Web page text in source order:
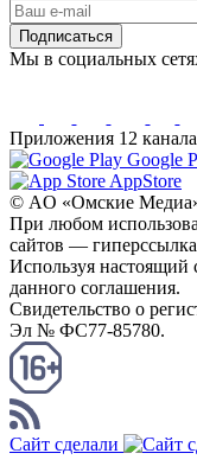
Подписаться
Мы в социальных
Приложения 12 канала
Google
AppStore
© AO «Омские
При любом
сайтов — гиперссылка
Используя настоящий
данного соглашения.
Свидетельство о
Эл № ФС77-85780.
Сайт сделали